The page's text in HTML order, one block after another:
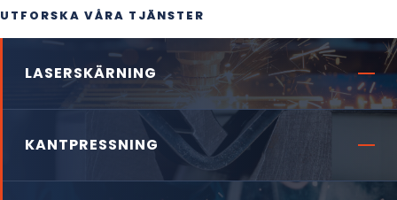
UTFORSKA VÅRA TJÄNSTER
LASERSKÄRNING
KANTPRESSNING